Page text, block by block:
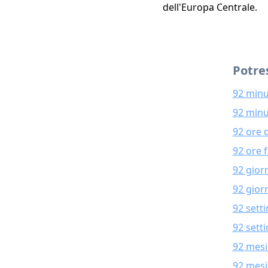
dell'Europa Centrale.
92
92
92 ore
92 ore
92
92
92
92
92